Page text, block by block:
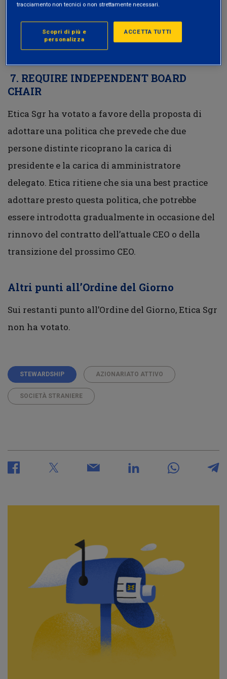
A questo proposito, Etica Sgr ha votato a favore
alla seguente mozione degli azionisti presentata
all’Assemblea della Società:
7. REQUIRE INDEPENDENT BOARD
CHAIR
Etica Sgr ha votato a favore della proposta di
adottare una politica che prevede che due
persone distinte ricoprano la carica di
presidente e la carica di amministratore
delegato. Etica ritiene che sia una best practice
adottare presto questa politica, che potrebbe
essere introdotta gradualmente in occasione del
rinnovo del contratto dell’attuale CEO o della
transizione del prossimo CEO.
Altri punti all’Ordine del Giorno
Sui restanti punto all’Ordine del Giorno, Etica Sgr
non ha votato.
STEWARDSHIP AZIONARIATO ATTIVO
SOCIETÀ STRANIERE
tracciamento non tecnici o non strettamente necessari.
ACCETTA TUTTI
Scopri di più e
personalizza